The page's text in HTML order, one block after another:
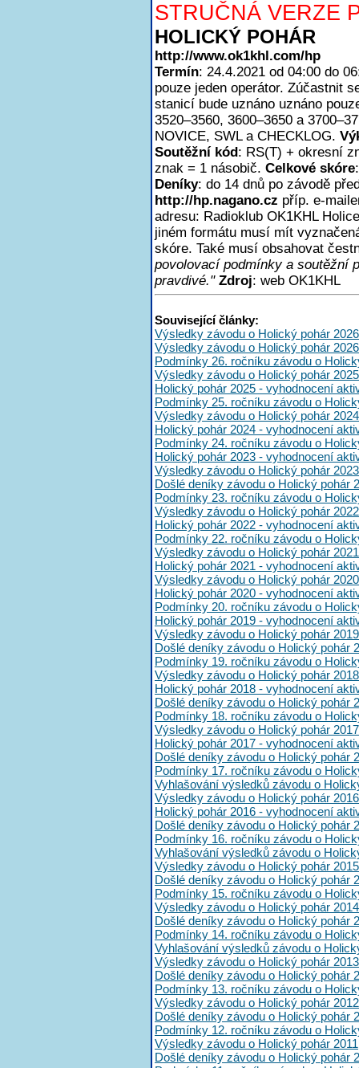
STRUČNÁ VERZE
HOLICKÝ POHÁR
http://www.ok1khl.com/hp
Termín: 24.4.2021 od 04:00 do
pouze jeden operátor. Zúčastnit
stanicí bude uznáno uznáno
3520–3560, 3600–3650 a
NOVICE, SWL a CHECKLOG.
Soutěžní kód: RS(T) + okresní
znak = 1 násobič. Celkové skóre
Deníky: do 14 dnů po závodě
http://hp.nagano.cz příp. e-
adresu: Radioklub OK1KHL
jiném formátu musí mít
skóre. Také musí obsahovat
povolovací podmínky a soutěžní
pravdivé." Zdroj: web OK1KHL
Související články:
Výsledky závodu o Holický pohár
Výsledky závodu o Holický pohár 2026
Podmínky 26. ročníku závodu o
Výsledky závodu o Holický pohár 2025
Holický pohár 2025 - vyhodnocení
Podmínky 25. ročníku závodu o
Výsledky závodu o Holický pohár 2024
Holický pohár 2024 - vyhodnocení
Podmínky 24. ročníku závodu o
Holický pohár 2023 - vyhodnocení
Výsledky závodu o Holický pohár 2023
Došlé deníky závodu o Holický pohár
Podmínky 23. ročníku závodu o
Výsledky závodu o Holický pohár 2022
Holický pohár 2022 - vyhodnocení
Podmínky 22. ročníku závodu o
Výsledky závodu o Holický pohár 2021
Holický pohár 2021 - vyhodnocení
Výsledky závodu o Holický pohár 2020
Holický pohár 2020 - vyhodnocení
Podmínky 20. ročníku závodu o
Holický pohár 2019 - vyhodnocení
Výsledky závodu o Holický pohár 2019
Došlé deníky závodu o Holický pohár
Podmínky 19. ročníku závodu o
Výsledky závodu o Holický pohár 2018
Holický pohár 2018 - vyhodnocení
Došlé deníky závodu o Holický pohár
Podmínky 18. ročníku závodu o
Výsledky závodu o Holický pohár 2017
Holický pohár 2017 - vyhodnocení
Došlé deníky závodu o Holický pohár
Podmínky 17. ročníku závodu o
Vyhlašování výsledků závodu o
Výsledky závodu o Holický pohár 2016
Holický pohár 2016 - vyhodnocení
Došlé deníky závodu o Holický pohár
Podmínky 16. ročníku závodu o
Vyhlašování výsledků závodu o
Výsledky závodu o Holický pohár 2015
Došlé deníky závodu o Holický pohár
Podmínky 15. ročníku závodu o
Výsledky závodu o Holický pohár 2014
Došlé deníky závodu o Holický pohár
Podmínky 14. ročníku závodu o
Vyhlašování výsledků závodu o
Výsledky závodu o Holický pohár 2013
Došlé deníky závodu o Holický pohár
Podmínky 13. ročníku závodu o
Výsledky závodu o Holický pohár 2012
Došlé deníky závodu o Holický pohár
Podmínky 12. ročníku závodu o
Výsledky závodu o Holický pohár 2011
Došlé deníky závodu o Holický pohár